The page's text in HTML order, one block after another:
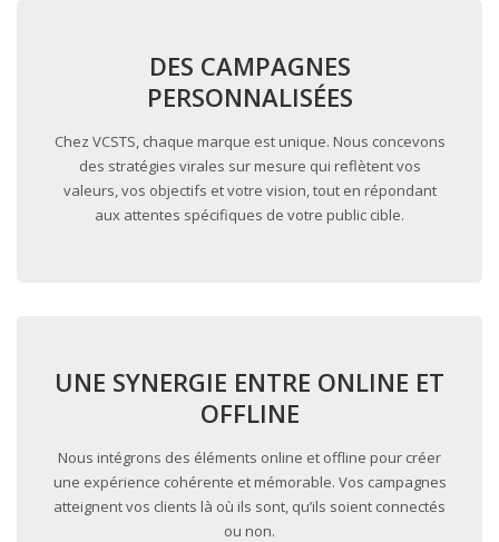
DES CAMPAGNES
PERSONNALISÉES
Chez VCSTS, chaque marque est unique. Nous concevons
des stratégies virales sur mesure qui reflètent vos
valeurs, vos objectifs et votre vision, tout en répondant
aux attentes spécifiques de votre public cible.
UNE SYNERGIE ENTRE ONLINE ET
OFFLINE
Nous intégrons des éléments online et offline pour créer
une expérience cohérente et mémorable. Vos campagnes
atteignent vos clients là où ils sont, qu’ils soient connectés
ou non.